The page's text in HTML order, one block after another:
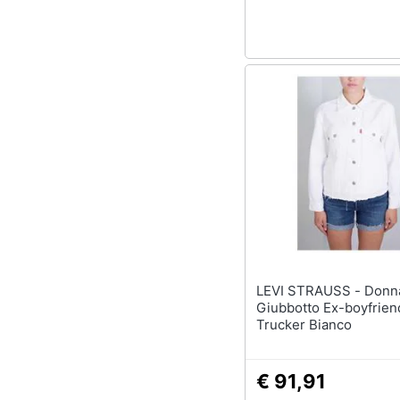
LEVI STRAUSS - Donna -
Giubbotto Ex-
Trucker Bianco
€ 91,91